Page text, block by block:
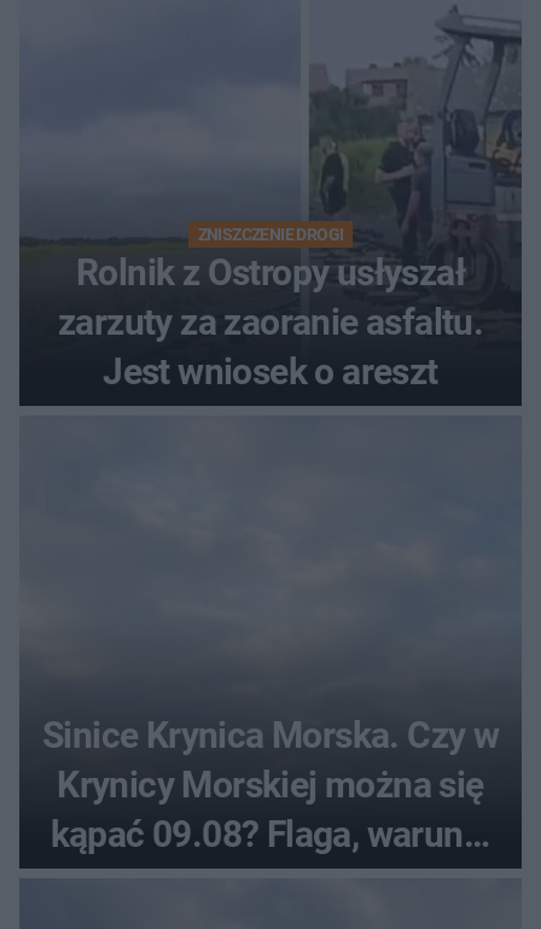
ZNISZCZENIE DROGI
Rolnik z Ostropy usłyszał
zarzuty za zaoranie asfaltu.
Jest wniosek o areszt
Sinice Krynica Morska. Czy w
Krynicy Morskiej można się
kąpać 09.08? Flaga, warunki